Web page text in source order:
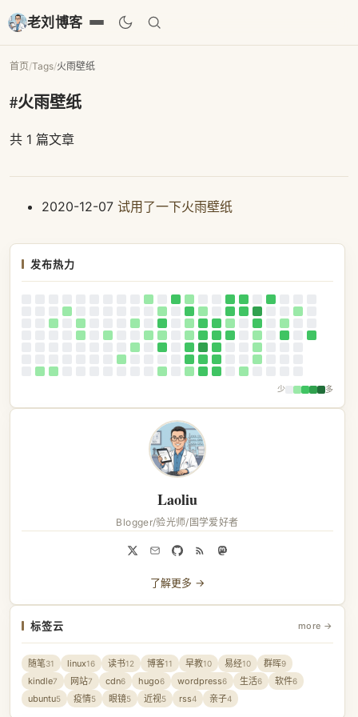
老刘博客
首页/Tags/火雨壁纸
#火雨壁纸
共 1 篇文章
2020-12-07 试用了一下火雨壁纸
发布热力
少 多
Laoliu
Blogger/验光师/国学爱好者
了解更多 →
标签云 more →
随笔31 linux16 读书12 博客11 早教10 易经10 群晖9
kindle7 网站7 cdn6 hugo6 wordpress6 生活6 软件6
ubuntu5 疫情5 眼镜5 近视5 rss4 亲子4